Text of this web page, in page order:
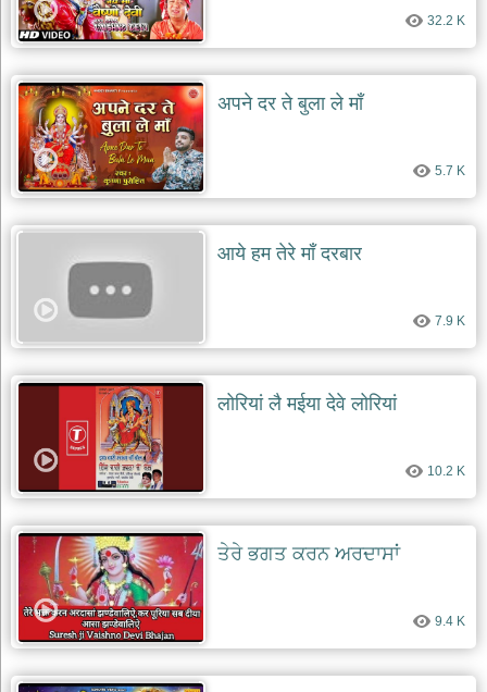
32.2 K
अपने दर ते बुला ले माँ
5.7 K
आये हम तेरे माँ दरबार
7.9 K
लोरियां लै मईया देवे लोरियां
10.2 K
ਤੇਰੇ ਭਗਤ ਕਰਨ ਅਰਦਾਸਾਂ
9.4 K